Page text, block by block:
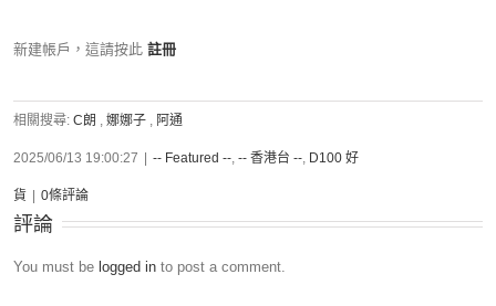
新建帳戶，這請按此 註冊
相關搜尋: C朗 , 娜娜子 , 阿通
2025/06/13 19:00:27 -- Featured --, -- 香港台 --, D100 好
貨 0條評論
評論
You must be logged in to post a comment.